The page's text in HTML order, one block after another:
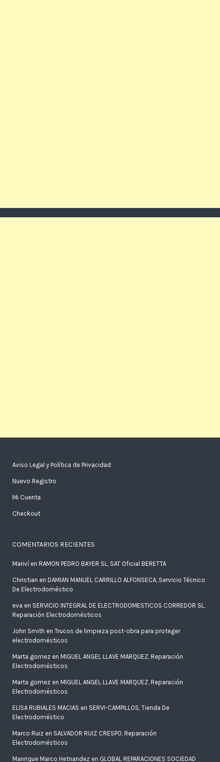
Aviso Legal y Política de Privacidad
Nuevo Registro
Mi Cuenta
Checkout
COMENTARIOS RECIENTES
Marivíen RAMON PEDRO BAYER SL, SAT Oficial BERETTA
Christian en DAMIAN MANUEL CARRILLO ALFONSECA, Servicio Técnico
De Electrodoméstico
eva en SERVICIO INTEGRAL DE ELECTRODOMESTICOS CORREDOR SL,
Reparación Electrodomésticos
John Smith en Trucos de limpieza post-obra para proteger
electrodomésticos
Marta gomez en MIGUEL ANGEL LLAVE MARQUEZ, Reparación
Electrodomésticos
Marta gomez en MIGUEL ANGEL LLAVE MARQUEZ, Reparación
Electrodomésticos
ELISA RUBIALES MACIAS en SERVI-CAMPILLOS, Tienda De
Electrodoméstico
Marco Ruiz en SALVADOR RUIZ CRESPO, Reparación
Electrodomésticos
Manrique Marco Hetnandez en GLOBAL REPARACIONES SOCIEDAD